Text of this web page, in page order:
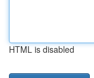
HTML is disabled